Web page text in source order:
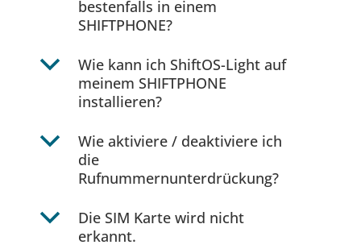
bestenfalls in einem
SHIFTPHONE?
b
Wie kann ich ShiftOS-Light auf
meinem SHIFTPHONE
installieren?
b
Wie aktiviere / deaktiviere ich
die
Rufnummernunterdrückung?
b
Die SIM Karte wird nicht
erkannt.